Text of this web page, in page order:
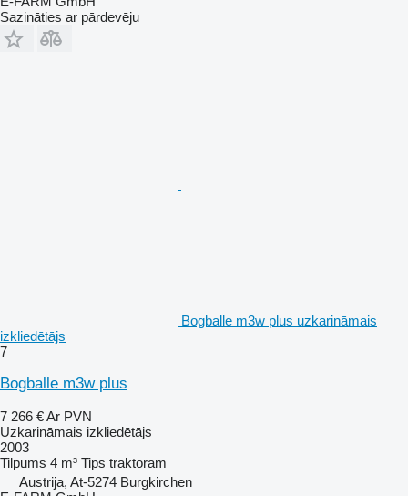
Sazināties ar pārdevēju
Bogballe m3w plus uzkarināmais
izkliedētājs
7
Bogballe m3w plus
7 266 €Ar PVN
Uzkarināmais izkliedētājs
2003
Tilpums 4 m³ Tips traktoram
Austrija, At-5274 Burgkirchen